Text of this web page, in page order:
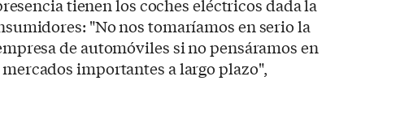
tienen los coches eléctricos dada la
"No nos tomaríamos en serio la
de automóviles si no pensáramos en
importantes a largo plazo",